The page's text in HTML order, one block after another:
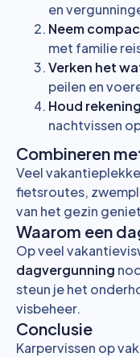
en
Neem
met familie
Verken het
peilen en
Houd
nachtvissen
Combineren
Veel
fietsroutes,
van het gezin
Waarom een
Op veel
dagvergunning
steun je het
visbeheer.
Conclusie
Karpervissen op